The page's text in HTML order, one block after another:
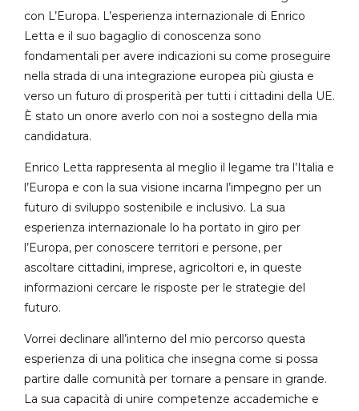
con L’Europa. L’esperienza internazionale di Enrico
Letta e il suo bagaglio di conoscenza sono
fondamentali per avere indicazioni su come proseguire
nella strada di una integrazione europea più giusta e
verso un futuro di prosperità per tutti i cittadini della UE.
È stato un onore averlo con noi a sostegno della mia
candidatura.
Enrico Letta rappresenta al meglio il legame tra l’Italia e
l’Europa e con la sua visione incarna l’impegno per un
futuro di sviluppo sostenibile e inclusivo. La sua
esperienza internazionale lo ha portato in giro per
l’Europa, per conoscere territori e persone, per
ascoltare cittadini, imprese, agricoltori e, in queste
informazioni cercare le risposte per le strategie del
futuro.
Vorrei declinare all’interno del mio percorso questa
esperienza di una politica che insegna come si possa
partire dalle comunità per tornare a pensare in grande.
La sua capacità di unire competenze accademiche e